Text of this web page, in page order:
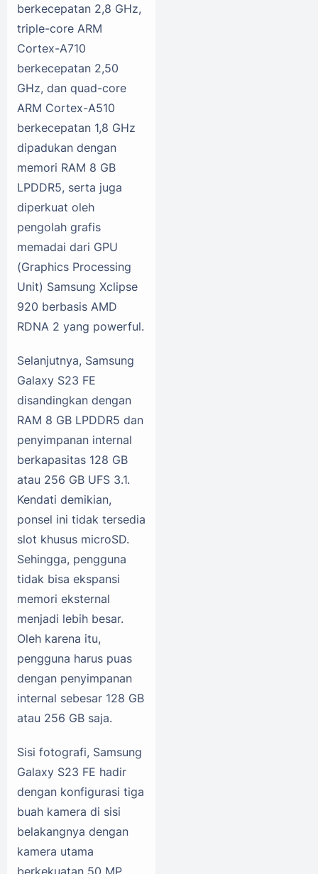
berkecepatan 2,8 GHz,
triple-core ARM
Cortex-A710
berkecepatan 2,50
GHz, dan quad-core
ARM Cortex-A510
berkecepatan 1,8 GHz
dipadukan dengan
memori RAM 8 GB
LPDDR5, serta juga
diperkuat oleh
pengolah grafis
memadai dari GPU
(Graphics Processing
Unit) Samsung Xclipse
920 berbasis AMD
RDNA 2 yang powerful.
Selanjutnya, Samsung
Galaxy S23 FE
disandingkan dengan
RAM 8 GB LPDDR5 dan
penyimpanan internal
berkapasitas 128 GB
atau 256 GB UFS 3.1.
Kendati demikian,
ponsel ini tidak tersedia
slot khusus microSD.
Sehingga, pengguna
tidak bisa ekspansi
memori eksternal
menjadi lebih besar.
Oleh karena itu,
pengguna harus puas
dengan penyimpanan
internal sebesar 128 GB
atau 256 GB saja.
Sisi fotografi, Samsung
Galaxy S23 FE hadir
dengan konfigurasi tiga
buah kamera di sisi
belakangnya dengan
kamera utama
berkekuatan 50 MP